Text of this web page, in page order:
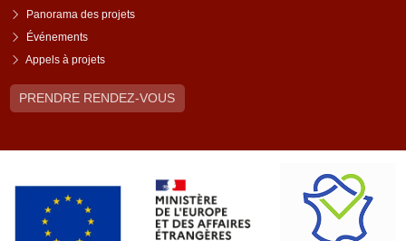
Panorama des projets
Événements
Appels à projets
PRENDRE RENDEZ-VOUS